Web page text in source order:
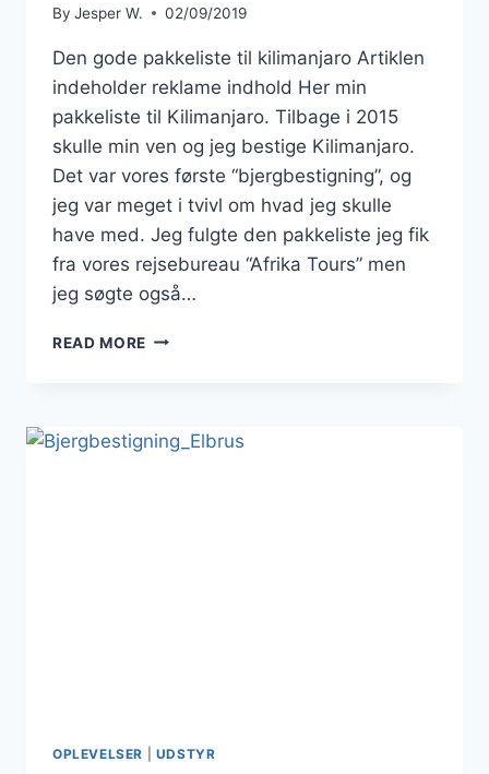
By Jesper W. 02/09/2019
Den gode pakkeliste til kilimanjaro Artiklen
indeholder reklame indhold Her min
pakkeliste til Kilimanjaro. Tilbage i 2015
skulle min ven og jeg bestige Kilimanjaro.
Det var vores første “bjergbestigning”, og
jeg var meget i tvivl om hvad jeg skulle
have med. Jeg fulgte den pakkeliste jeg fik
fra vores rejsebureau “Afrika Tours” men
jeg søgte også…
READ MORE PAKKELISTE
HVAD
SKAL
OPLEVELSER UDSTYR